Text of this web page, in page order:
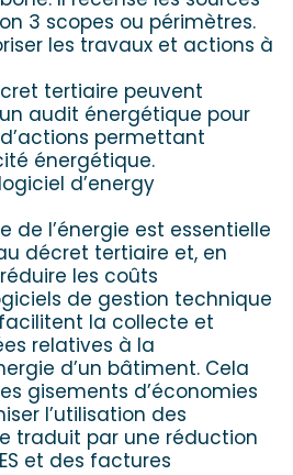
3 scopes ou périmètres.
les travaux et actions à
tertiaire peuvent
audit énergétique pour
permettant
énergétique.
d’energy
de l’énergie est essentielle
décret tertiaire et, en
les coûts
de gestion technique
la collecte et
relatives à la
d’un bâtiment. Cela
gisements d’économies
l’utilisation des
traduit par une réduction
et des factures